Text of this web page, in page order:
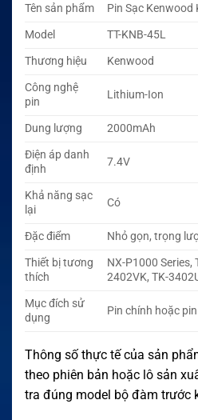
Tên sản phẩm
Pin Sạc Kenwood
Model
TT-KNB-45L
Thương hiệu
Kenwood
Công nghệ
pin
Lithium-Ion
Dung lượng
2000mAh
Điện áp danh
định
7.4V
Khả năng sạc
lại
Có
Đặc điểm
Nhỏ gọn, trọng
Thiết bị tương
thích
NX-P1000 Series,
2402VK, TK-
Mục đích sử
dụng
Pin chính hoặc
Thông số thực tế của sản
theo phiên bản hoặc lô sản
tra đúng model bộ đàm trước